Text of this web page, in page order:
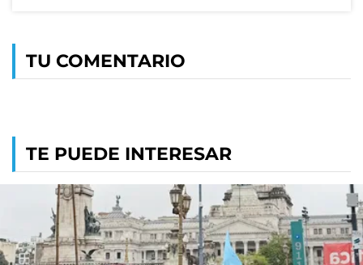
TU COMENTARIO
TE PUEDE INTERESAR